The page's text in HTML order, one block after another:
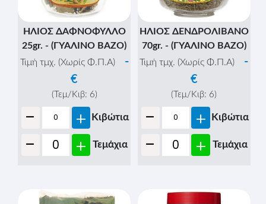
ΗΛΙΟΣ ΔΑΦΝΟΦΥΛΛΟ
25gr. - (ΓΥΑΛΙΝΟ ΒΑΖΟ)
Τιμή τμχ. (Χωρίς Φ.Π.Α)
-
€
(Τεμ/Κιβ: 6)
- + Κιβώτια
- + Τεμάχια
ΗΛΙΟΣ ΔΕΝΔΡΟΛΙΒΑΝΟ
70gr. - (ΓΥΑΛΙΝΟ ΒΑΖΟ)
Τιμή τμχ. (Χωρίς Φ.Π.Α)
-
€
(Τεμ/Κιβ: 6)
- + Κιβώτια
- + Τεμάχια